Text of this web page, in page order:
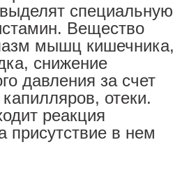
специальную
Вещество
мышц кишечника,
снижение
давления за счет
отеки.
реакция
присутствие в нем